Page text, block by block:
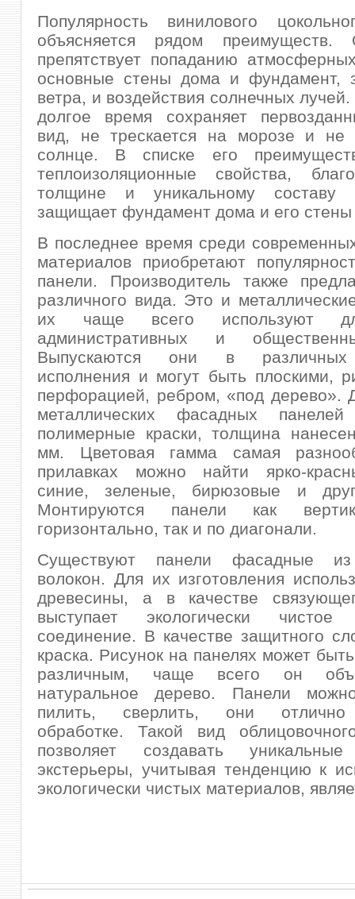
Популярность винилового
объясняется рядом преимуществ.
препятствует попаданию
основные стены дома и фундамент,
ветра, и воздействия солнечных
долгое время сохраняет
вид, не трескается на морозе и не
солнце. В списке его
теплоизоляционные свойства,
толщине и уникальному составу
защищает фундамент дома и его стены
В последнее время среди
материалов приобретают
панели. Производитель также
различного вида. Это и
их чаще всего используют
административных и
Выпускаются они в различных
исполнения и могут быть плоскими,
перфорацией, ребром, «под дерево».
металлических фасадных панелей
полимерные краски, толщина
мм. Цветовая гамма самая
прилавках можно найти ярко-
синие, зеленые, бирюзовые и
Монтируются панели как
горизонтально, так и по диагонали.
Существуют панели фасадные
волокон. Для их изготовления
древесины, а в качестве
выступает экологически чистое
соединение. В качестве защитного
краска. Рисунок на панелях может
различным, чаще всего он
натуральное дерево. Панели
пилить, сверлить, они отлично
обработке. Такой вид
позволяет создавать
экстерьеры, учитывая тенденцию к
экологически чистых материалов,